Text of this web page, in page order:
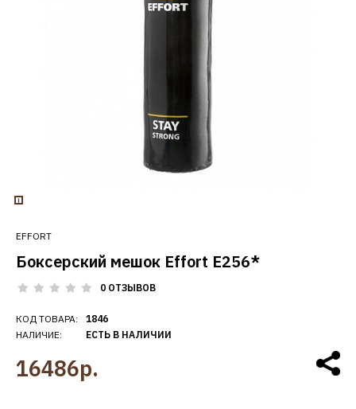
EFFORT
Боксерский мешок Effort E256*
0 ОТЗЫВОВ
КОД ТОВАРА:
НАЛИЧИЕ:
1846
ЕСТЬ В НАЛИЧИИ
16486р.